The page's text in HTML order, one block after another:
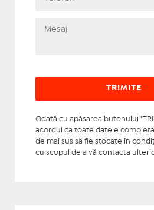
Odată cu apăsarea butonului
acordul ca toate datele
de mai sus să fie stocate în
cu scopul de a vă contacta